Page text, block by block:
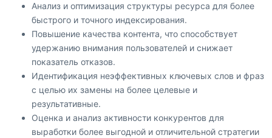
Анализ и оптимизация структуры ресурса для более
быстрого и точного индексирования.
Повышение качества контента, что способствует
удержанию внимания пользователей и снижает
показатель отказов.
Идентификация неэффективных ключевых слов и фраз
с целью их замены на более целевые и
результативные.
Оценка и анализ активности конкурентов для
выработки более выгодной и отличительной стратегии